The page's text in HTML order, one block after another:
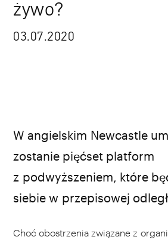
żywo?
03.07.2020
W angielskim Newcastle
zostanie pięćset platform
z podwyższeniem, które
siebie w przepisowej
Choć obostrzenia związane z